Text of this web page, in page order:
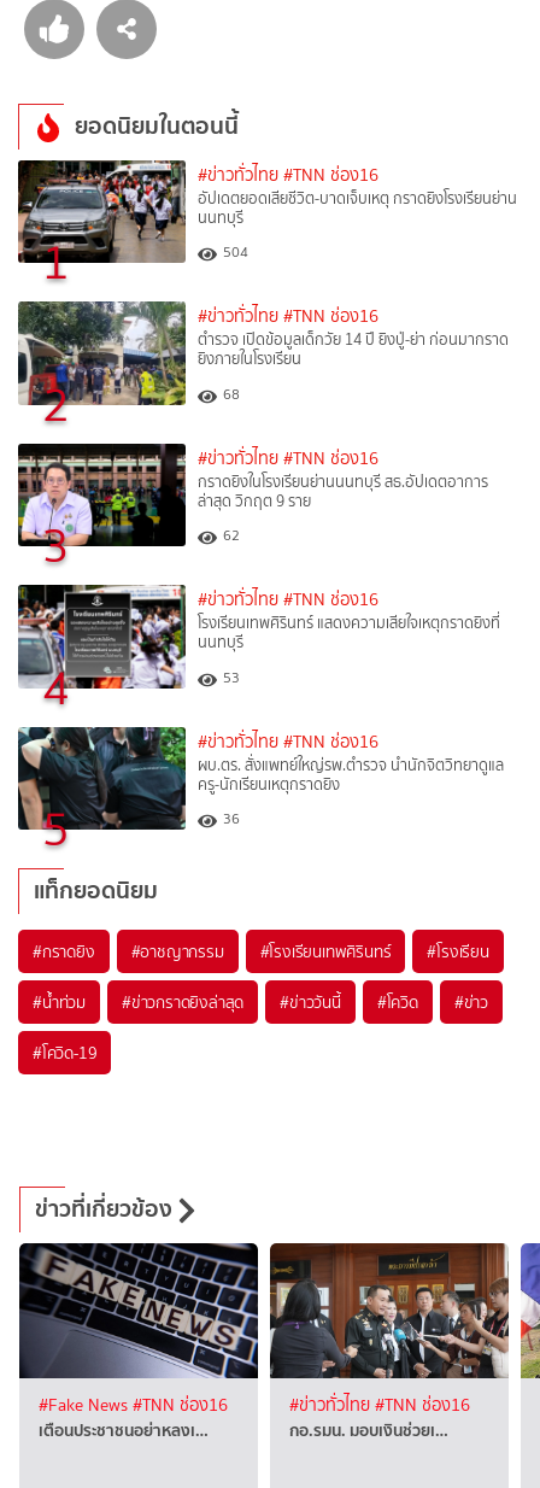
ยอดนิยมในตอนนี้
1
#ข่าวทั่วไทย #TNN ช่อง16
อัปเดตยอดเสียชีวิต-บาดเจ็บเหตุ กราดยิงโรงเรียนย่าน
นนทบุรี
504
2
#ข่าวทั่วไทย #TNN ช่อง16
ตำรวจ เปิดข้อมูลเด็กวัย 14 ปี ยิงปู่-ย่า ก่อนมากราด
ยิงภายในโรงเรียน
68
3
#ข่าวทั่วไทย #TNN ช่อง16
กราดยิงในโรงเรียนย่านนนทบุรี สธ.อัปเดตอาการ
ล่าสุด วิกฤต 9 ราย
62
4
#ข่าวทั่วไทย #TNN ช่อง16
โรงเรียนเทพศิรินทร์ แสดงความเสียใจเหตุกราดยิงที่
นนทบุรี
53
5
#ข่าวทั่วไทย #TNN ช่อง16
ผบ.ตร. สั่งแพทย์ใหญ่รพ.ตำรวจ นำนักจิตวิทยาดูแล
ครู-นักเรียนเหตุกราดยิง
36
แท็กยอดนิยม
#กราดยิง #อาชญากรรม #โรงเรียนเทพศิรินทร์ #โรงเรียน
#น้ำท่วม #ข่าวกราดยิงล่าสุด #ข่าววันนี้ #โควิด #ข่าว
#โควิด-19
ข่าวที่เกี่ยวข้อง
#Fake News#TNN ช่อง16
เตือนประชาชนอย่าหลงเ…
#ข่าวทั่วไทย#TNN ช่อง16
กอ.รมน. มอบเงินช่วยเ…